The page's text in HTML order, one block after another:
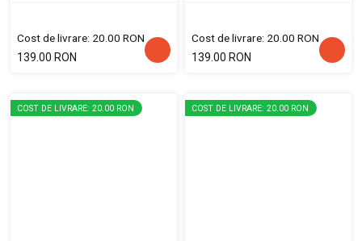
Cost de livrare: 20.00 RON
139.00 RON
Cost de livrare: 20.00 RON
139.00 RON
COST DE LIVRARE: 20.00 RON COST DE LIVRARE: 20.00 RON